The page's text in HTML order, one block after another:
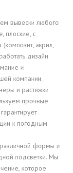
вывески любого
плоские, с
акрил,
дизайн
и
компании.
и растяжки
прочные
к погодным
формы и
подсветки. Мы
которое